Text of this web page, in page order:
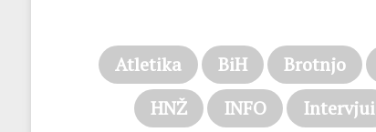
Atletika BiH Brotnjo
HNŽ
INFO Intervjui